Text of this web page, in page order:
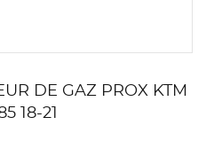
DE GAZ PROX KTM
18-21